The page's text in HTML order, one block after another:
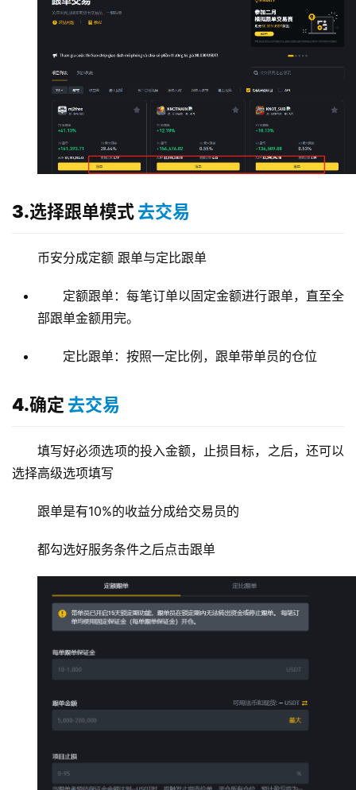
3.选择跟单模式去交易
币安分成定额 跟单与定比跟单
定额跟单：每笔订单以固定金额进行跟单，直至全
部跟单金额用完。
定比跟单：按照一定比例，跟单带单员的仓位
4.确定 去交易
填写好必须选项的投入金额，止损目标，之后，还可以
选择高级选项填写
跟单是有10%的收益分成给交易员的
都勾选好服务条件之后点击跟单